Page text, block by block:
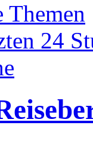
Themen
24